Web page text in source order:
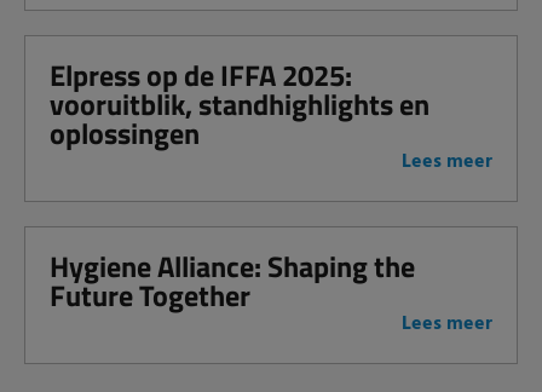
Elpress op de IFFA 2025:
vooruitblik, standhighlights en
oplossingen
Lees meer
Hygiene Alliance: Shaping the
Future Together
Lees meer